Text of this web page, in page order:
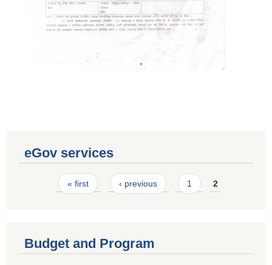
eGov services
Pages« first ‹ previous 1 2
Budget and Program